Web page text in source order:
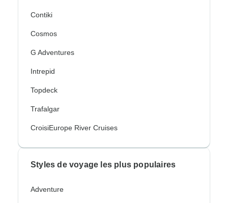
Contiki
Cosmos
G Adventures
Intrepid
Topdeck
Trafalgar
CroisiEurope River Cruises
Styles de voyage les plus populaires
Adventure